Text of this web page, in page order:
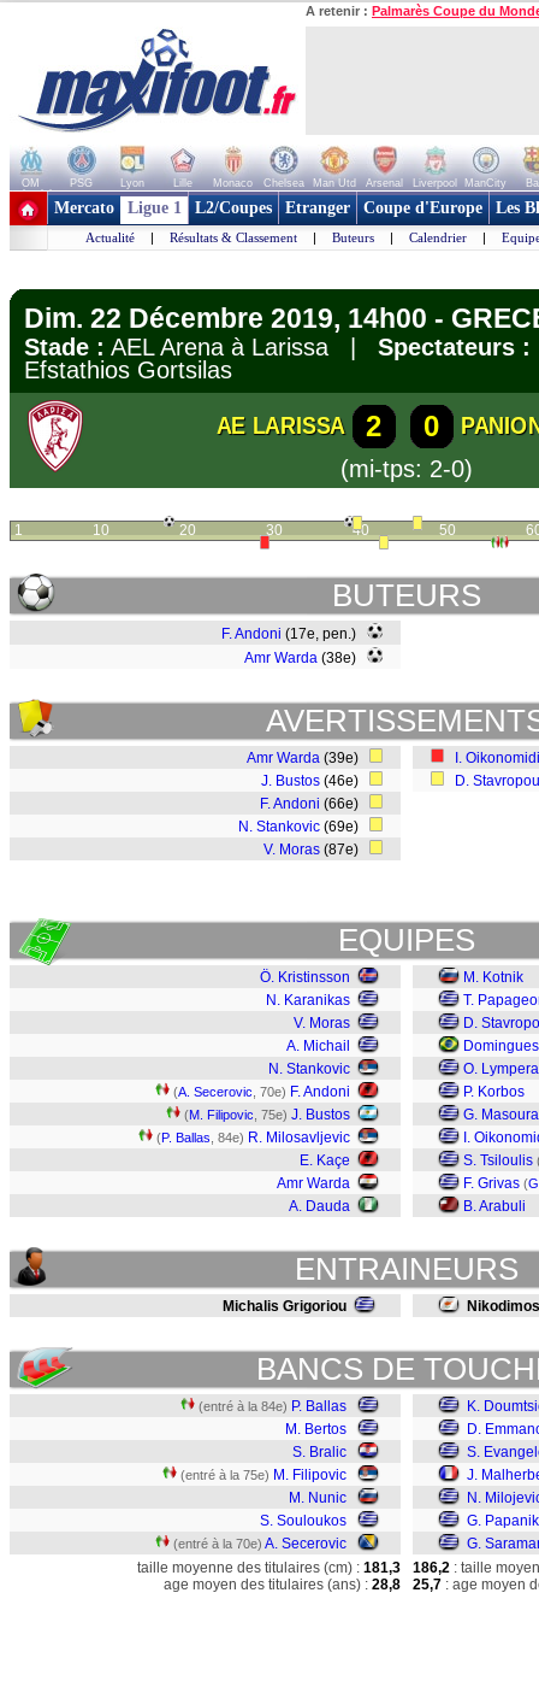
A retenir : Palmarès Coupe du
OM PSG Lyon Lille Monaco Chelsea Man Utd Arsenal Liverpool ManCity
+ de clubs
Mercato Ligue 1 L2/Coupes Etranger Coupe d'Europe Les
Actualité | Résultats & Classement | Buteurs | Calendrier |
Dim. 22 Décembre 2019, 14h00 -
Stade : AEL Arena à Larissa | Spectateurs :
Efstathios Gortsilas
AE LARISSA 2 0
(mi-tps: 2-0)
1 10 20 30 40 50
BUTEURS
F. Andoni (17e, pen.)
Amr Warda (38e)
Amr Warda (39e)
J. Bustos (46e)
F. Andoni (66e)
N. Stankovic (69e)
V. Moras (87e)
I.
D.
EQUIPES
Ö. Kristinsson
N. Karanikas
V. Moras
A. Michail
N. Stankovic
(A. Secerovic , 70e) F. Andoni
(M. Filipovic , 75e) J. Bustos
(P. Ballas , 84e) R. Milosavljevic
E. Kaçe
Amr Warda
A. Dauda
M. Kotnik
T.
D.
Domingues
O.
P. Korbos
G.
I.
S. Tsiloulis
F. Grivas (
B. Arabuli
ENTRAINEURS
Michalis Grigoriou
BANCS DE
(entré à la 84e) P. Ballas
M. Bertos
S. Bralic
(entré à la 75e) M. Filipovic
M. Nunic
S. Souloukos
(entré à la 70e) A. Secerovic
K.
D.
S.
J.
N.
G.
G.
taille moyenne des titulaires (cm) : 181,3
age moyen des titulaires (ans) : 28,8
186,2 : taille
25,7 : age moyen